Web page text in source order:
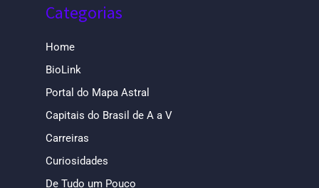
Categorias
Home
BioLink
Portal do Mapa Astral
Capitais do Brasil de A a V
Carreiras
Curiosidades
De Tudo um Pouco